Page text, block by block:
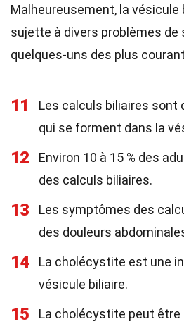
Malheureusement, la vésicule
sujette à divers problèmes de
quelques-uns des plus
11
Les calculs biliaires sont
qui se forment dans la
12
Environ 10 à 15 % des
des calculs biliaires.
13
Les symptômes des
des douleurs
14
La cholécystite est une
vésicule biliaire.
15 La cholécystite peut être